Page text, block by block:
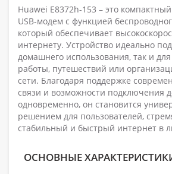
Huawei E8372h-153 – это
USB-модем с функцией
который обеспечивает
интернету. Устройство идеально
домашнего использования, так и
работы, путешествий или
сети. Благодаря поддержке
связи и возможности подключения
одновременно, он становится
решением для пользователей,
стабильный и быстрый интернет в
ОСНОВНЫЕ